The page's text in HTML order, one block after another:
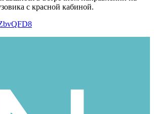
с красной кабиной.